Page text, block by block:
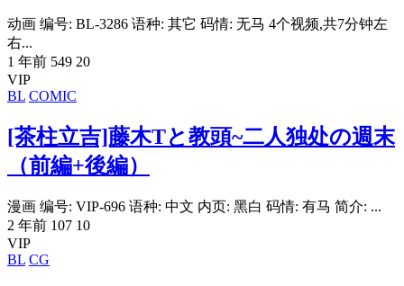
动画 编号: BL-3286 语种: 其它 码情: 无马 4个视频,共7分钟左
右...
1 年前 549 20
VIP
BL COMIC
[茶柱立吉]藤木Tと教頭~二人独处の週末
（前編+後編）
漫画 编号: VIP-696 语种: 中文 内页: 黑白 码情: 有马 简介: ...
2 年前 107 10
VIP
BL CG